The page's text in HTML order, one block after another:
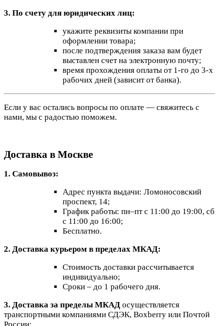
3. По счету для юридических лиц:
укажите реквизиты компании при
оформлении товара;
после подтверждения заказа вам будет
выставлен счет на электронную почту;
время прохождения оплаты от 1-го до 3-х
рабочих дней (зависит от банка).
Если у вас остались вопросы по оплате — свяжитесь с
нами, мы с радостью поможем.
Доставка в Москве
1. Самовывоз:
Адрес пункта выдачи: Ломоносовский
проспект, 14;
График работы: пн–пт с 11:00 до 19:00, сб
с 11:00 до 16:00;
Бесплатно.
2. Доставка курьером в пределах МКАД:
Стоимость доставки рассчитывается
индивидуально;
Сроки – до 1 рабочего дня.
3. Доставка за пределы МКАД осуществляется
транспортными компаниями СДЭК, Boxberry или Почтой
России: